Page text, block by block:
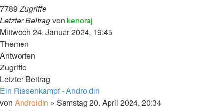
7789Zugriffe
Letzter Beitragvon kenoraj
Mittwoch 24. Januar 2024, 19:45
Themen
Antworten
Zugriffe
Letzter Beitrag
Ein Riesenkampf - Androidin
von Androidin » Samstag 20. April 2024, 20:34